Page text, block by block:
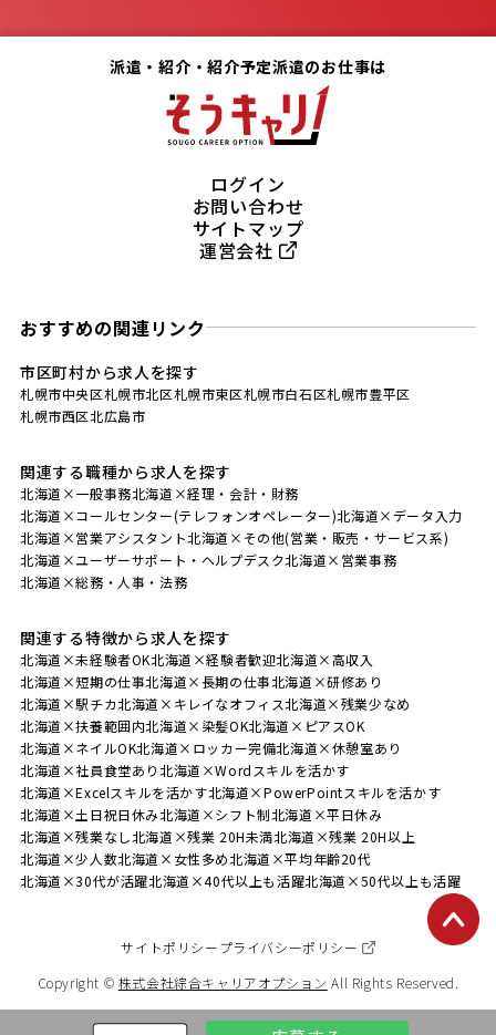
派遣・紹介・紹介予定派遣のお仕事は
ログイン
お問い合わせ
サイトマップ
運営会社
おすすめの関連リンク
市区町村から求人を探す
札幌市中央区札幌市北区札幌市東区札幌市白石区札幌市豊平区
札幌市西区北広島市
関連する職種から求人を探す
北海道×一般事務北海道×経理・会計・財務
北海道×コールセンター(テレフォンオペレーター)北海道×データ入力
北海道×営業アシスタント北海道×その他(営業・販売・サービス系)
北海道×ユーザーサポート・ヘルプデスク北海道×営業事務
北海道×総務・人事・法務
関連する特徴から求人を探す
北海道×未経験者OK北海道×経験者歓迎北海道×高収入
北海道×短期の仕事北海道×長期の仕事北海道×研修あり
北海道×駅チカ北海道×キレイなオフィス北海道×残業少なめ
北海道×扶養範囲内北海道×染髪OK北海道×ピアスOK
北海道×ネイルOK北海道×ロッカー完備北海道×休憩室あり
北海道×社員食堂あり北海道×Wordスキルを活かす
北海道×Excelスキルを活かす北海道×PowerPointスキルを活かす
北海道×土日祝日休み北海道×シフト制北海道×平日休み
北海道×残業なし北海道×残業 20H未満北海道×残業 20H以上
北海道×少人数北海道×女性多め北海道×平均年齢20代
北海道×30代が活躍北海道×40代以上も活躍北海道×50代以上も活躍
サイトポリシープライバシーポリシー
Copyright © 株式会社綜合キャリアオプション All Rights Reserved.